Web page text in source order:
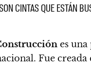
CINTAS QUE ESTÁN
es
. Fue creada